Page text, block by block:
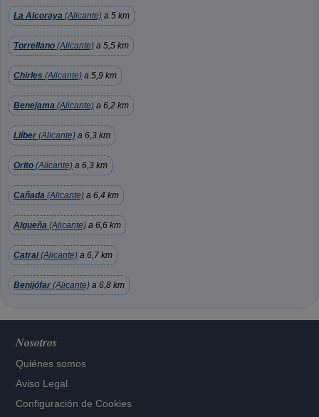
La Alcoraya (Alicante) a 5 km
Torrellano (Alicante) a 5,5 km
Chirles (Alicante) a 5,9 km
Benejama (Alicante) a 6,2 km
Llíber (Alicante) a 6,3 km
Orito (Alicante) a 6,3 km
Cañada (Alicante) a 6,4 km
Algueña (Alicante) a 6,6 km
Catral(Alicante) a 6,7 km
Benijófar (Alicante) a 6,8 km
Nosotros
Quiénes somos
Aviso Legal
Configuración de Cookies